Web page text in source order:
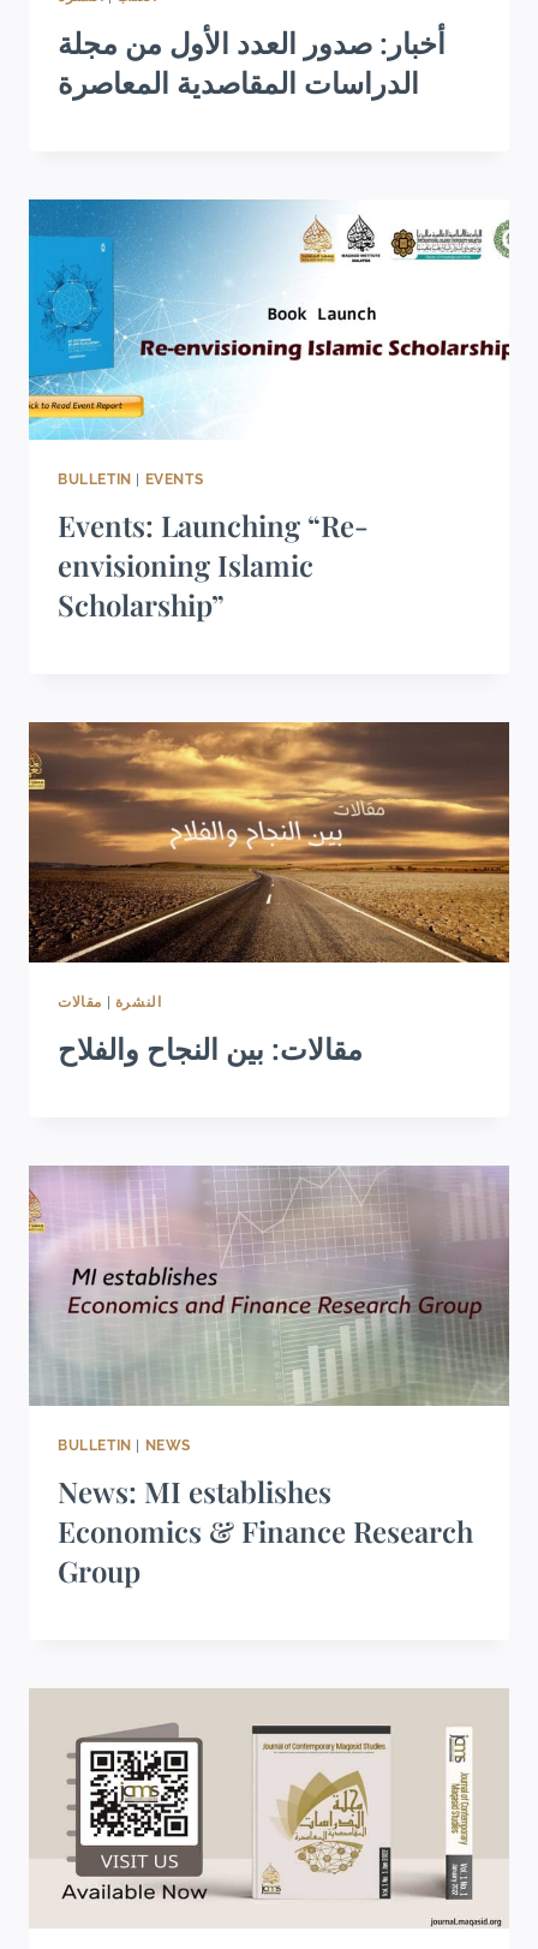
أخبار: صدور العدد الأول من مجلة
الدراسات المقاصدية المعاصرة
BULLETIN EVENTS
Events: Launching “Re-
envisioning Islamic
Scholarship”
النشرة مقالات
مقالات: بين النجاح والفلاح
BULLETIN NEWS
News: MI establishes
Economics & Finance Research
Group